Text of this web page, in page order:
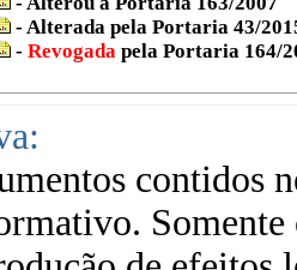
- Alterada pela Portaria 43/
- Revogada pela Portaria 164/
contidos